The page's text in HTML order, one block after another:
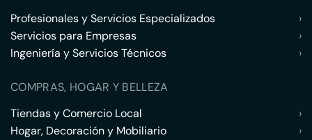
Profesionales y Servicios Especializados
›
Servicios para Empresas
›
Ingeniería y Servicios Técnicos
›
COMPRAS, HOGAR Y BELLEZA
Tiendas y Comercio Local
›
Hogar, Decoración y Mobiliario
›